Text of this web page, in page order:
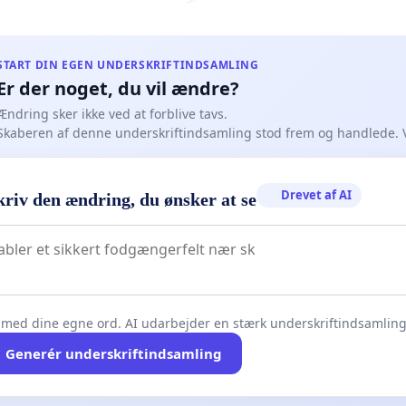
kampagner, bevægelser, grupper og enkeltpersoner
kampagne for at genopbygge Den Palæstinensiske Befrielsesorganisation
Bevægelse
nok
værdighedsliste
Palæstina-foreningen
palæstinensiske selvstyre i Brasilien
Cultural Colombo Palæstina
Colombo Cultural Center Foundation
DIN EGEN UNDERSKRIFTINDSAMLING
der noget, du vil ændre?
sker ikke ved at forblive tavs.
af denne underskriftindsamling stod frem og handlede.
den ændring, du ønsker at se Drevet af AI
med dine egne ord. AI udarbejder en stærk
Generér underskriftindsamling